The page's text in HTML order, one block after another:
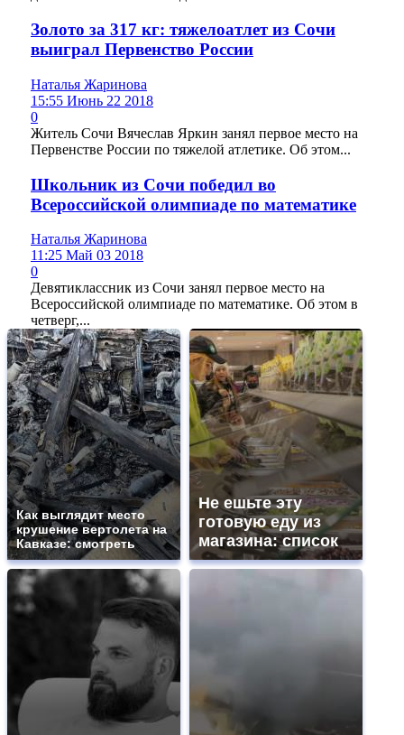
Золото за 317 кг: тяжелоатлет из Сочи
выиграл Первенство России
Наталья Жаринова
15:55 Июнь 22 2018
0
Житель Сочи Вячеслав Яркин занял первое место на
Первенстве России по тяжелой атлетике. Об этом...
Школьник из Сочи победил во
Всероссийской олимпиаде по математике
Наталья Жаринова
11:25 Май 03 2018
0
Девятиклассник из Сочи занял первое место на
Всероссийской олимпиаде по математике. Об этом в
четверг,...
Как выглядит место
крушение вертолета на
Кавказе: смотреть
Не ешьте эту
готовую еду из
магазина: список